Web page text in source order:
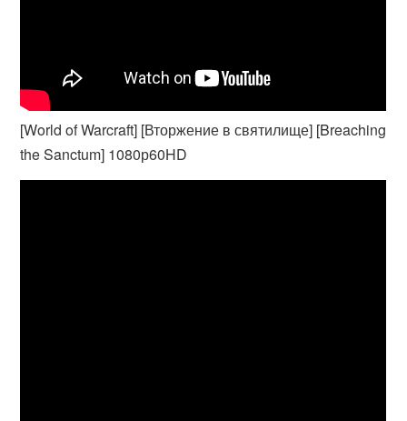
[World of Warcraft] [Вторжение в святилище] [Breaching
the Sanctum] 1080р60HD